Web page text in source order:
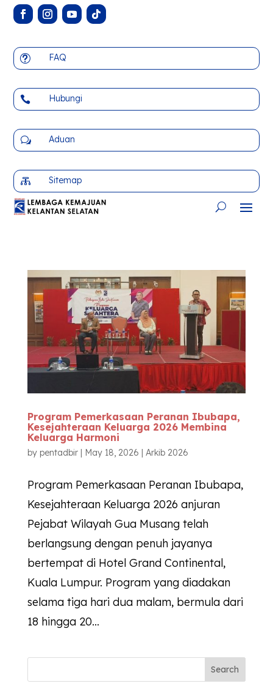
t FAQ
 Hubungi
w Aduan
 Sitemap
Program Pemerkasaan Peranan Ibubapa,
Kesejahteraan Keluarga 2026 Membina
Keluarga Harmoni
by pentadbir| May 18, 2026 | Arkib 2026
Program Pemerkasaan Peranan Ibubapa,
Kesejahteraan Keluarga 2026 anjuran
Pejabat Wilayah Gua Musang telah
berlangsung dengan penuh jayanya
bertempat di Hotel Grand Continental,
Kuala Lumpur. Program yang diadakan
selama tiga hari dua malam, bermula dari
18 hingga 20...
Search